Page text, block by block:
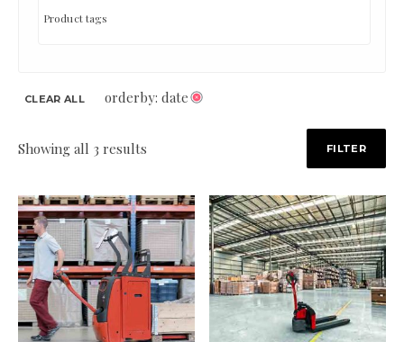
CLEAR ALL orderby: date
Showing all 3 results FILTER